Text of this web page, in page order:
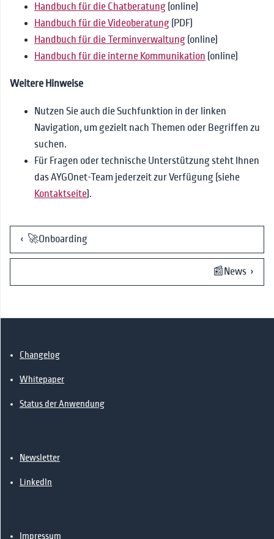
Handbuch für die Chatberatung (online)
Handbuch für die Videoberatung (PDF)
Handbuch für die Terminverwaltung (online)
Handbuch für die interne Kommunikation (online)
Weitere Hinweise
Nutzen Sie auch die Suchfunktion in der linken
Navigation, um gezielt nach Themen oder Begriffen zu
suchen.
Für Fragen oder technische Unterstützung steht Ihnen
das AYGOnet-Team jederzeit zur Verfügung (siehe
Kontaktseite).
‹ 🚀Onboarding
📰News ›
Changelog
Whitepaper
Status der Anwendung
Newsletter
LinkedIn
Impressum